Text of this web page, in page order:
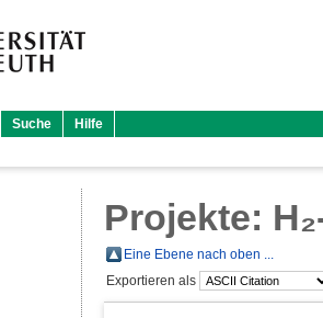
Suche Hilfe
Projekte:
Eine Ebene nach oben ...
Exportieren als